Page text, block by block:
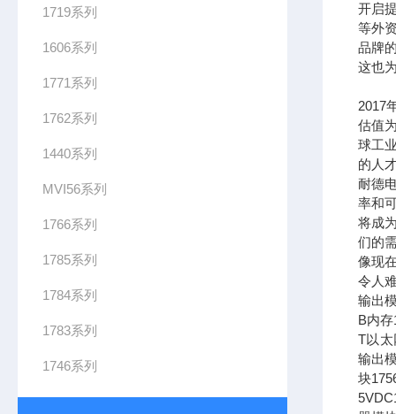
1719系列
1606系列
1771系列
1762系列
1440系列
MVI56系列
1766系列
1785系列
1784系列
1783系列
1746系列
开启
等外
品牌
这也
2017
估值
球工
的人
耐德
率和
将成
们的
像现
令人
输出
B内
T以太
输出
块